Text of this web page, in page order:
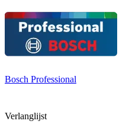
Bosch Professional
Verlanglijst